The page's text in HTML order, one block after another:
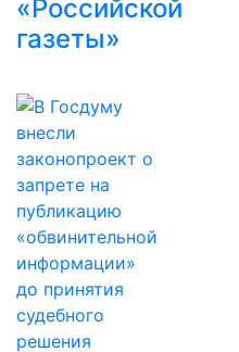
«Российской
газеты»